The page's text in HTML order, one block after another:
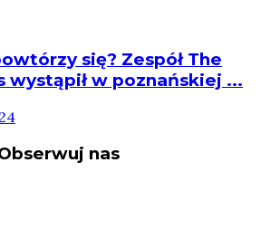
się? Zespół The
wystąpił w poznańskiej ...
nas